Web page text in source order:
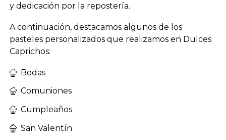
y dedicación por la repostería.
A continuación, destacamos algunos de los
pasteles personalizados que realizamos en Dulces
Caprichos:
Bodas
Comuniones
Cumpleaños
San Valentín